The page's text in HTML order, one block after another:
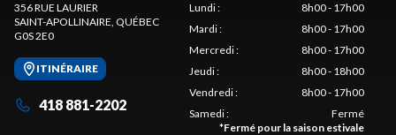
356 RUE LAURIER
SAINT-APOLLINAIRE, QUÉBEC
G0S 2E0
ITINÉRAIRE
418 881-2202
Lundi:
8h00 - 17h00
Mardi:
8h00 - 17h00
Mercredi:
8h00 - 17h00
Jeudi:
8h00 - 18h00
Vendredi:
8h00 - 17h00
Samedi:
Fermé
*Fermé pour la saison estivale